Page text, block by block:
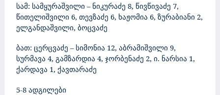
სამ: სამყურაშვილი – ნიკურაძე 8, წივწივაძე 7,
წითელიშვილი 6, თევზაძე 6, ხაჟომია 6, ზურაბიანი 2,
ელგანდაშვილი, ბოცვაძე
ბათ: ცერცვაძე – სიმონია 12, აბრამიშვილი 9,
სურმავა 4, გამზარდია 4, ჯორბენაძე 2, ი. ნარსია 1,
ქარდავა 1, ქავთარაძე
5-8 ადგილები